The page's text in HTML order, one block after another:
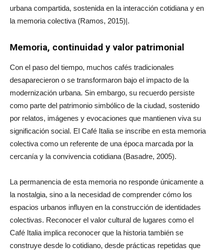
urbana compartida, sostenida en la interacción cotidiana y en
la memoria colectiva (Ramos, 2015)|.
Memoria, continuidad y valor patrimonial
Con el paso del tiempo, muchos cafés tradicionales
desaparecieron o se transformaron bajo el impacto de la
modernización urbana. Sin embargo, su recuerdo persiste
como parte del patrimonio simbólico de la ciudad, sostenido
por relatos, imágenes y evocaciones que mantienen viva su
significación social. El Café Italia se inscribe en esta memoria
colectiva como un referente de una época marcada por la
cercanía y la convivencia cotidiana (Basadre, 2005).
La permanencia de esta memoria no responde únicamente a
la nostalgia, sino a la necesidad de comprender cómo los
espacios urbanos influyen en la construcción de identidades
colectivas. Reconocer el valor cultural de lugares como el
Café Italia implica reconocer que la historia también se
construye desde lo cotidiano, desde prácticas repetidas que